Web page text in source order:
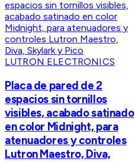
LUTRON ELECTRONICS
Placa de pared de 2
espacios sin tornillos
visibles, acabado satinado
en color Midnight, para
atenuadores y controles
Lutron Maestro, Diva,